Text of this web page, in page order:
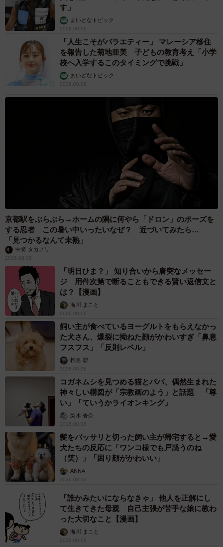
「かわいいストーカーに追われています」甘え
ん坊な元保護猫 最後は飼い主にダイブする姿
に「間違いなく犬」「完全に親子」と反響
梨木 香奈
2026.08.06
がんと片目の失明、3時間おきの壮絶な介護を
乗り越えた猫 「叶わないかもしれない」と覚
悟した19歳の誕生日を迎えて感動
「カニにアジをあげると青くなる」ほんと
に！？ 「自然の染色技術が凄い」と話題に
誰も求めていない職場の「謎マナー」、「過剰
な挨拶」や「お土産配り」を抑えた1位は？
やめられない理由は「周りの目」
まいどなデータ
自転車通行可の歩道 電動キックボードで走行中、小学生とあ
わや衝突！ 「歩道走行は道交法違反でしょ」と指摘されまし
た【弁護士が解説】
タイの電車の中で見た優先席のマーク 子ど
も、妊娠、けが人、お年寄り… 一つだけ謎の
ものが！？「だから黄色なんですね」
中将 タカノリ
2026.08.06
【物価高が直撃】お盆帰省「予定なし」が約半
数 新幹線・高速バスの「使い分け」が鮮明に
2026.08.06
1歳息子が腕を亜脱臼 「奥さん、専業主婦な
のに」と夫の後輩から一言 母は泣きながら対
応し必死だった 何年もたった今もたまに思い
出し…